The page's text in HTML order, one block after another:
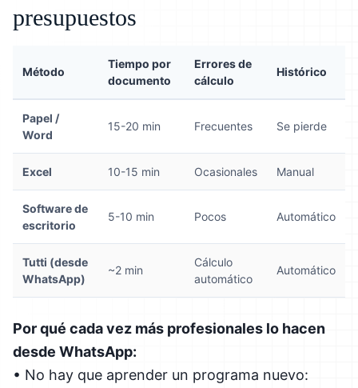
presupuestos
Método
Tiempo por
documento
Errores de
cálculo
Histórico
Papel /
Word
15-20 min Frecuentes Se pierde
Excel 10-15 min Ocasionales Manual
Software de
escritorio
5-10 min Pocos Automático
Tutti (desde
WhatsApp)
~2 min
Cálculo
automático
Automático
Por qué cada vez más profesionales lo hacen
desde WhatsApp:
• No hay que aprender un programa nuevo: